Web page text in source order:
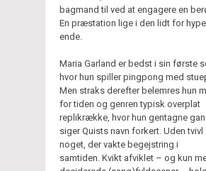
bagmand til ved at engagere en
En præstation lige i den lidt for
ende.
Maria Garland er bedst i sin første
hvor hun spiller pingpong med
Men straks derefter belemres hun
for tiden og genren typisk overplat
replikrække, hvor hun gentagne
siger Quists navn forkert. Uden tvivl
noget, der vakte begejstring i
samtiden. Kvikt afviklet – og kun